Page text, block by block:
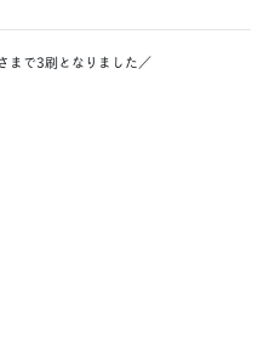
まで3刷となりました／